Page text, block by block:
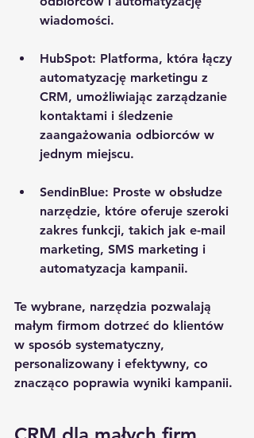
wiadomości.
HubSpot: Platforma, która łączy
automatyzację marketingu z
CRM, umożliwiając zarządzanie
kontaktami i śledzenie
zaangażowania odbiorców w
jednym miejscu.
SendinBlue: Proste w obsłudze
narzędzie, które oferuje szeroki
zakres funkcji, takich jak e-mail
marketing, SMS marketing i
automatyzacja kampanii.
Te wybrane, narzędzia pozwalają
małym firmom dotrzeć do klientów
w sposób systematyczny,
personalizowany i efektywny, co
znacząco poprawia wyniki kampanii.